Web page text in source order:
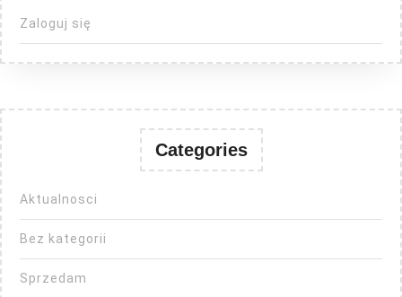
Zaloguj się
Categories
Aktualnosci
Bez kategorii
Sprzedam